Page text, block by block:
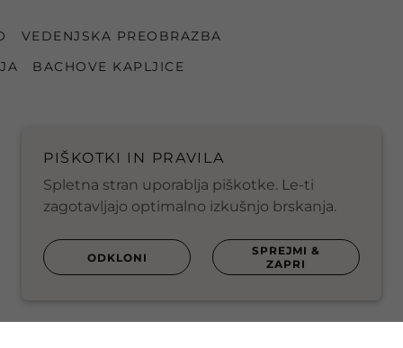
VEDENJSKA PREOBRAZBA
BACHOVE KAPLJICE
PIŠKOTKI IN PRAVILA
Spletna stran uporablja piškotke. Le-ti
zagotavljajo optimalno izkušnjo brskanja.
ODKLONI
SPREJMI &
ZAPRI